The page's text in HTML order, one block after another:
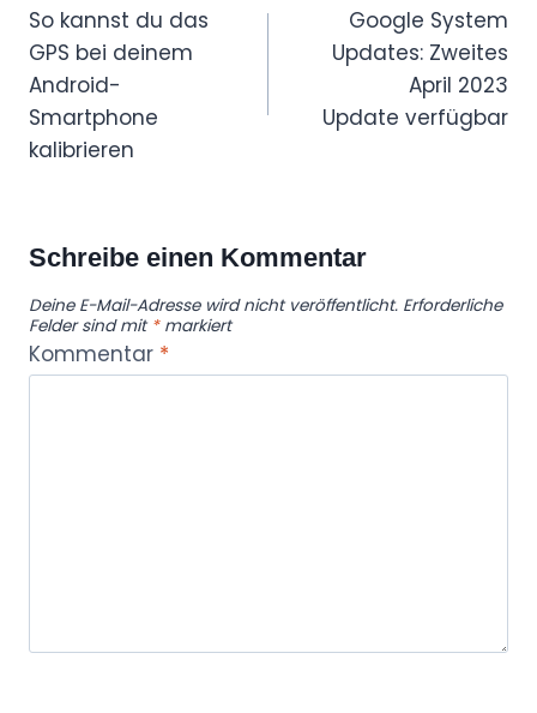
So kannst du das
GPS bei deinem
Android-
Smartphone
kalibrieren
Google System
Updates: Zweites
April 2023
Update verfügbar
Schreibe einen Kommentar
Deine E-Mail-Adresse wird nicht veröffentlicht. Erforderliche
Felder sind mit *markiert
Kommentar *